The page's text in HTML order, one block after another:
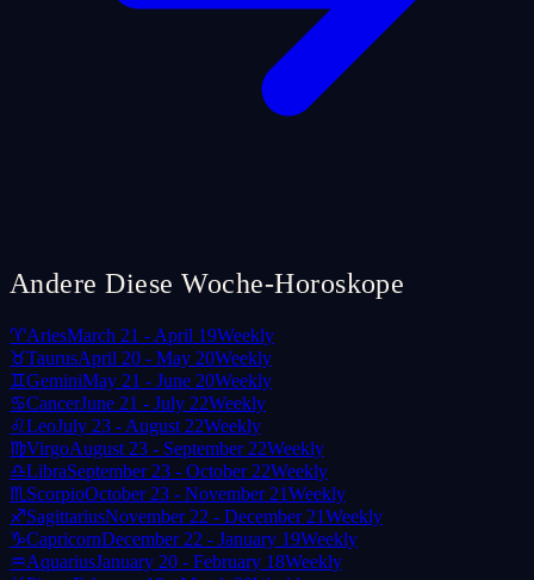
Andere Diese Woche-Horoskope
♈AriesMarch 21 - April 19Weekly
♉TaurusApril 20 - May 20Weekly
♊GeminiMay 21 - June 20Weekly
♋CancerJune 21 - July 22Weekly
♌LeoJuly 23 - August 22Weekly
♍VirgoAugust 23 - September 22Weekly
♎LibraSeptember 23 - October 22Weekly
♏ ScorpioOctober 23 - November 21Weekly
♐SagittariusNovember 22 - December 21Weekly
♑CapricornDecember 22 - January 19Weekly
♒AquariusJanuary 20 - February 18Weekly